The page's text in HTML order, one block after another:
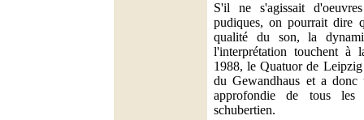
S'il ne s'agissait
pudiques, on pourrait dire
qualité du son, la
l'interprétation touchent à
1988, le Quatuor de
du Gewandhaus et a donc
approfondie de tous les
schubertien.